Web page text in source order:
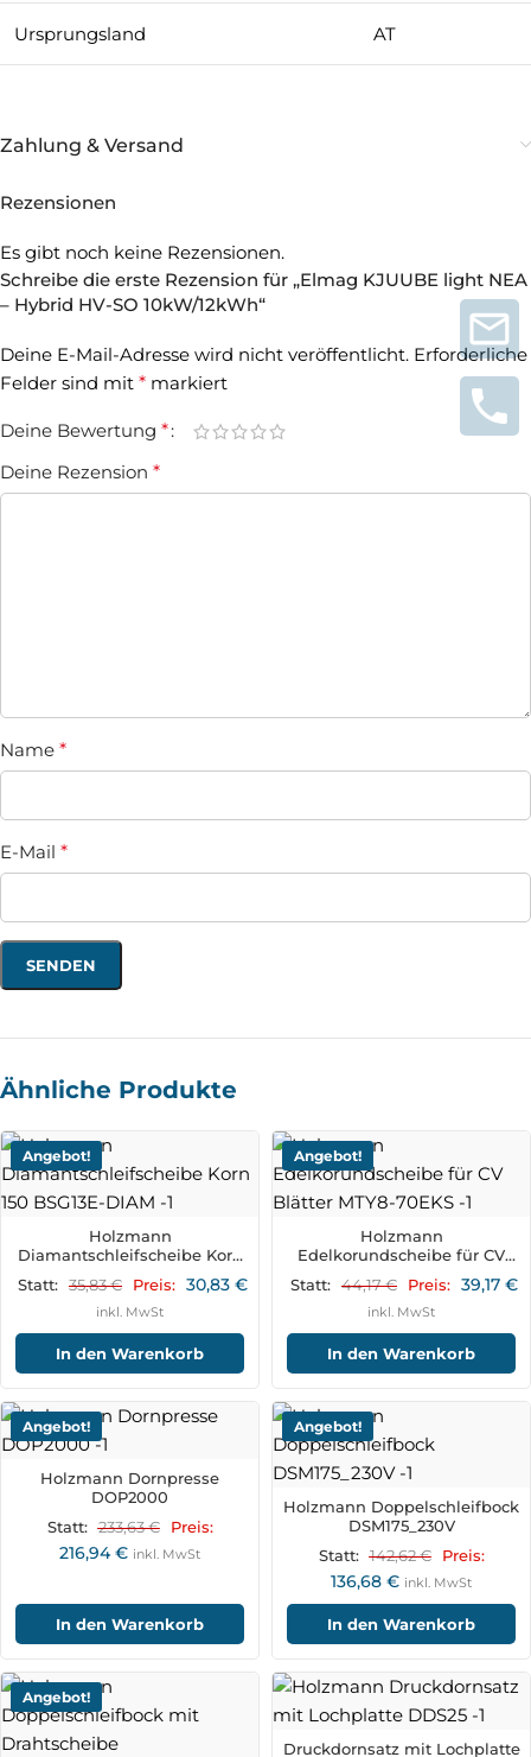
Ursprungsland AT
Zahlung & Versand
Rezensionen
Es gibt noch keine Rezensionen.
Schreibe die erste Rezension für „Elmag KJUUBE light NEA
– Hybrid HV-SO 10kW/12kWh“
Deine E-Mail-Adresse wird nicht veröffentlicht. Erforderliche
Felder sind mit * markiert
Deine Bewertung *
Deine Rezension *
Name *
E-Mail *
Ähnliche Produkte
Angebot!
Holzmann
Diamantschleifscheibe Korn
Statt: 35,83€ Preis: 30,83 €
inkl. MwSt
In den Warenkorb
Angebot!
Holzmann
Edelkorundscheibe für CV
Statt: 44,17€ Preis: 39,17 €
inkl. MwSt
In den Warenkorb
Angebot!
Holzmann Dornpresse
DOP2000
Statt: 233,63€ Preis:
216,94€ inkl. MwSt
In den Warenkorb
Angebot!
Holzmann Doppelschleifbock
DSM175_230V
Statt: 142,62€ Preis:
136,68 € inkl. MwSt
In den Warenkorb
Angebot!
Druckdornsatz mit Lochplatte